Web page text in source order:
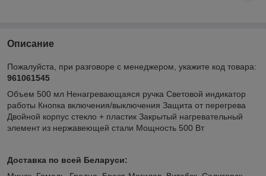
Описание
Пожалуйста, при разговоре с менеджером, укажите код товара:
961061545
Объем 500 мл Ненагревающаяся ручка Световой индикатор
работы Кнопка включения/выключения Защита от перегрева
Двойной корпус стекло + пластик Закрытый нагревательный
элемент из нержавеющей стали Мощность 500 Вт
Доставка по всей Беларуси: